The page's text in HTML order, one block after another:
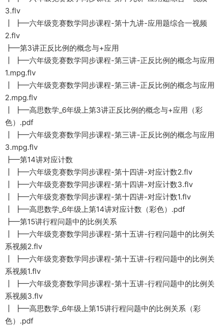
3.flv
┃ ┣━六年级竞赛数学同步课程-第十九讲-应用题综合一视频
2.flv
┣━第3讲正反比例的概念与+应用
┃ ┣━六年级竞赛数学同步课程-第三讲-正反比例的概念与应用
1.mpg.flv
┃ ┣━六年级竞赛数学同步课程-第三讲-正反比例的概念与应用
2.mpg.flv
┃ ┣━高思数学_6年级上第3讲正反比例的概念与+应用（彩
色）.pdf
┃ ┣━六年级竞赛数学同步课程-第三讲-正反比例的概念与应用
3.mpg.flv
┣━第14讲对应计数
┃ ┣━六年级竞赛数学同步课程-第十四讲-对应计数2.flv
┃ ┣━六年级竞赛数学同步课程-第十四讲-对应计数3.flv
┃ ┣━六年级竞赛数学同步课程-第十四讲-对应计数1.flv
┃ ┣━高思数学_6年级上第14讲对应计数（彩色）.pdf
┣━第15讲行程问题中的比例关系
┃ ┣━六年级竞赛数学同步课程-第十五讲-行程问题中的比例关
系视频2.flv
┃ ┣━六年级竞赛数学同步课程-第十五讲-行程问题中的比例关
系视频1.flv
┃ ┣━六年级竞赛数学同步课程-第十五讲-行程问题中的比例关
系视频3.flv
┃ ┣━高思数学_6年级上第15讲行程问题中的比例关系（彩
色）.pdf